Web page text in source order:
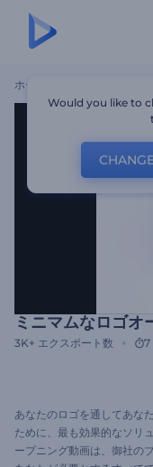
ホーム
ミニマムなロゴオ
3K+ エクスポート数 7
あなたのロゴを通してあな
ために、最も効果的なソリ
ープニング動画は、御社の
Would you like to